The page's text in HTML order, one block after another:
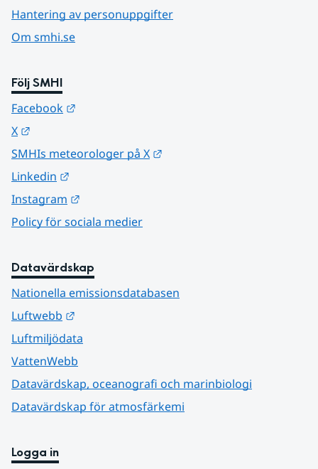
Hantering av personuppgifter
Om smhi.se
Följ SMHI
Facebook
X
SMHIs meteorologer på X
Linkedin
Instagram
Policy för sociala medier
Datavärdskap
Nationella emissionsdatabasen
Luftwebb
Luftmiljödata
VattenWebb
Datavärdskap, oceanografi och marinbiologi
Datavärdskap för atmosfärkemi
Logga in